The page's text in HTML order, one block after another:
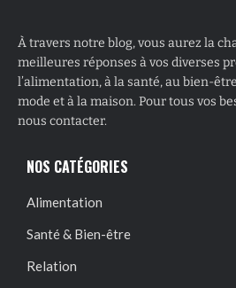
À travers notre blog, vous aurez la
meilleures réponses à vos diverses
l’alimentation, à la santé, au bien-
mode et à la maison. Pour tous vos
nous contacter.
NOS CATÉGORIES
Alimentation
Santé & Bien-être
Relation